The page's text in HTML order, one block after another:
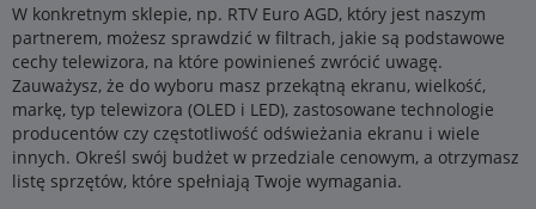
W konkretnym sklepie, np. RTV Euro AGD, który jest naszym
partnerem, możesz sprawdzić w filtrach, jakie są podstawowe
cechy telewizora, na które powinieneś zwrócić uwagę.
Zauważysz, że do wyboru masz przekątną ekranu, wielkość,
markę, typ telewizora (OLED i LED), zastosowane technologie
producentów czy częstotliwość odświeżania ekranu i wiele
innych. Określ swój budżet w przedziale cenowym, a otrzymasz
listę sprzętów, które spełniają Twoje wymagania.